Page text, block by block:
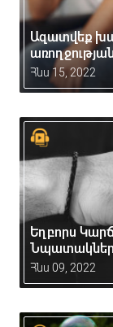
Ազատվեք
Հնս 15, 2022
Եղբորս
Հնս 09, 2022